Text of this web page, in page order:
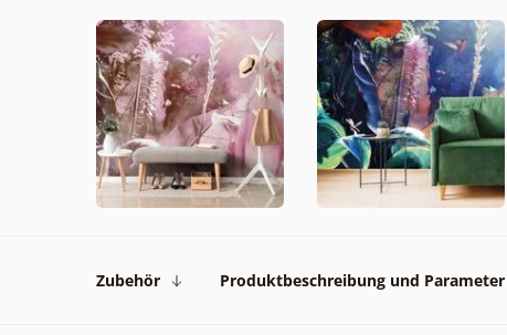
Zubehör Produktbeschreibung und Parameter